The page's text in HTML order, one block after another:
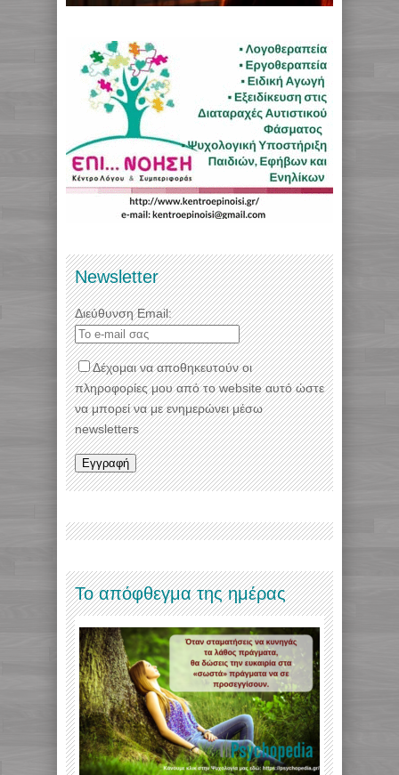
Newsletter
Διεύθυνση Email:
Δέχομαι να αποθηκευτούν οι
πληροφορίες μου από το website αυτό ώστε
να μπορεί να με ενημερώνει μέσω
newsletters
Το απόφθεγμα της ημέρας